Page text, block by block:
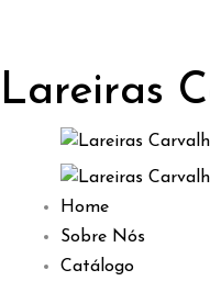
Lareiras
Home
Sobre Nós
Catálogo